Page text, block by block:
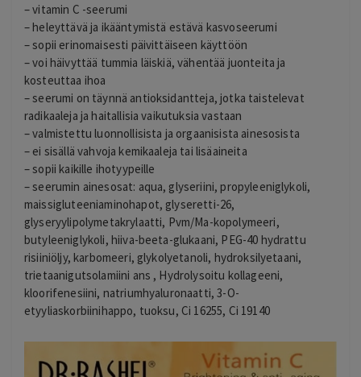
– vitamin C -seerumi
– heleyttävä ja ikääntymistä estävä kasvoseerumi
– sopii erinomaisesti päivittäiseen käyttöön
– voi häivyttää tummia läiskiä, vähentää juonteita ja
kosteuttaa ihoa
– seerumi on täynnä antioksidantteja, jotka taistelevat
radikaaleja ja haitallisia vaikutuksia vastaan
– valmistettu luonnollisista ja orgaanisista ainesosista
– ei sisällä vahvoja kemikaaleja tai lisäaineita
– sopii kaikille ihotyypeille
– seerumin ainesosat: aqua, glyseriini, propyleeniglykoli,
maissigluteeniaminohapot, glyseretti-26,
glyseryylipolymetakrylaatti, Pvm/Ma-kopolymeeri,
butyleeniglykoli, hiiva-beeta-glukaani, PEG-40 hydrattu
risiiniöljy, karbomeeri, glykolyetanoli, hydroksilyetaani,
trietaanigutsolamiini ans , Hydrolysoitu kollageeni,
kloorifenesiini, natriumhyaluronaatti, 3-O-
etyyliaskorbiinihappo, tuoksu, Ci 16255, Ci 19140